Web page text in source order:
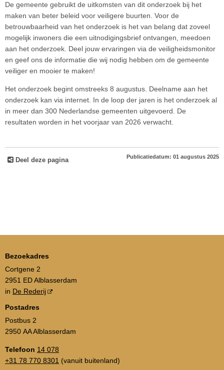
De gemeente gebruikt de uitkomsten van dit onderzoek bij het
maken van beter beleid voor veiligere buurten. Voor de
betrouwbaarheid van het onderzoek is het van belang dat zoveel
mogelijk inwoners die een uitnodigingsbrief ontvangen, meedoen
aan het onderzoek. Deel jouw ervaringen via de veiligheidsmonitor
en geef ons de informatie die wij nodig hebben om de gemeente
veiliger en mooier te maken!
Het onderzoek begint omstreeks 8 augustus. Deelname aan het
onderzoek kan via internet. In de loop der jaren is het onderzoek al
in meer dan 300 Nederlandse gemeenten uitgevoerd. De
resultaten worden in het voorjaar van 2026 verwacht.
Deel deze pagina Publicatiedatum: 01 augustus 2025
Bezoekadres
Cortgene 2
2951 ED Alblasserdam
in De Rederij
Postadres
Postbus 2
2950 AA Alblasserdam
Telefoon 14 078
+31 78 770 8301 (vanuit buitenland)